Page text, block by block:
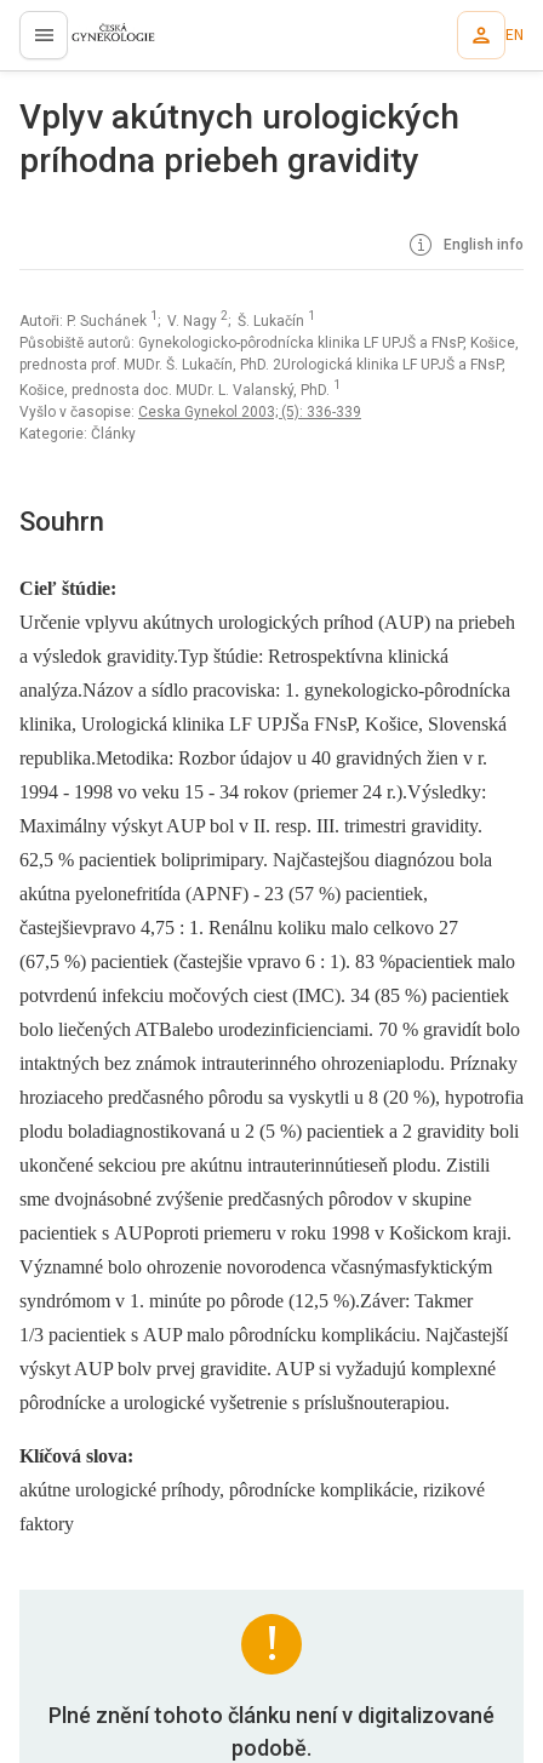
proLékaře.cz EN
Vplyv akútnych urologických
príhodna priebeh gravidity
English info
Autoři: P. Suchánek 1 ; V. Nagy 2; Š. Lukačín 1
Působiště autorů: Gynekologicko-pôrodnícka klinika LF UPJŠ a FNsP, Košice,
prednosta prof. MUDr. Š. Lukačín, PhD. 2Urologická klinika LF UPJŠ a FNsP,
Košice, prednosta doc. MUDr. L. Valanský, PhD. 1
Vyšlo v časopise: Ceska Gynekol 2003; (5): 336-339
Kategorie: Články
Souhrn
Cieľ štúdie:
Určenie vplyvu akútnych urologických príhod (AUP) na priebeh
a výsledok gravidity.Typ štúdie: Retrospektívna klinická
analýza.Názov a sídlo pracoviska: 1. gynekologicko-pôrodnícka
klinika, Urologická klinika LF UPJŠa FNsP, Košice, Slovenská
republika.Metodika: Rozbor údajov u 40 gravidných žien v r.
1994 -⁠ 1998 vo veku 15 -⁠ 34 rokov (priemer 24 r.).Výsledky:
Maximálny výskyt AUP bol v II. resp. III. trimestri gravidity.
62,5 % pacientiek boliprimipary. Najčastejšou diagnózou bola
akútna pyelonefritída (APNF) -⁠ 23 (57 %) pacientiek,
častejšievpravo 4,75 : 1. Renálnu koliku malo celkovo 27
(67,5 %) pacientiek (častejšie vpravo 6 : 1). 83 %pacientiek malo
potvrdenú infekciu močových ciest (IMC). 34 (85 %) pacientiek
bolo liečených ATBalebo urodezinficienciami. 70 % gravidít bolo
intaktných bez známok intrauterinného ohrozeniaplodu. Príznaky
hroziaceho predčasného pôrodu sa vyskytli u 8 (20 %), hypotrofia
plodu boladiagnostikovaná u 2 (5 %) pacientiek a 2 gravidity boli
ukončené sekciou pre akútnu intrauterinnútieseň plodu. Zistili
sme dvojnásobné zvýšenie predčasných pôrodov v skupine
pacientiek s AUPoproti priemeru v roku 1998 v Košickom kraji.
Významné bolo ohrozenie novorodenca včasnýmasfyktickým
syndrómom v 1. minúte po pôrode (12,5 %).Záver: Takmer
1/3 pacientiek s AUP malo pôrodnícku komplikáciu. Najčastejší
výskyt AUP bolv prvej gravidite. AUP si vyžadujú komplexné
pôrodnícke a urologické vyšetrenie s príslušnouterapiou.
Klíčová slova:
akútne urologické príhody, pôrodnícke komplikácie, rizikové
faktory
Plné znění tohoto článku není v digitalizované
podobě.